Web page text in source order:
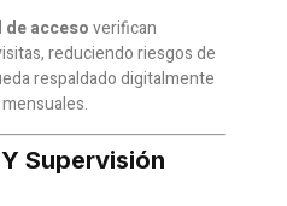
accesoverifican
reduciendo riesgos de
respaldado digitalmente
Supervisión